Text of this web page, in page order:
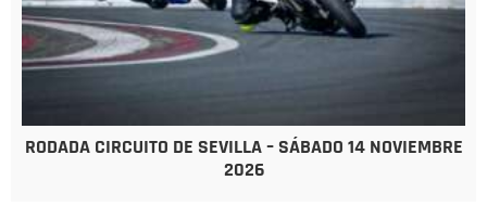
RODADA CIRCUITO DE SEVILLA – SÁBADO 14 NOVIEMBRE
2026